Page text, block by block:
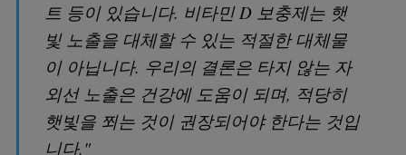
트 등이 있습니다. 비타민 D 보충제는 햇
빛 노출을 대체할 수 있는 적절한 대체물
이 아닙니다. 우리의 결론은 타지 않는 자
외선 노출은 건강에 도움이 되며, 적당히
햇빛을 쬐는 것이 권장되어야 한다는 것입
니다."